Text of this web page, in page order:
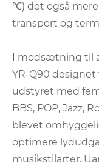
℃) det også
transport og
I modsætning til
YR-Q90
udstyret med
BBS, POP, Jazz,
blevet
optimere
musikstilarter.